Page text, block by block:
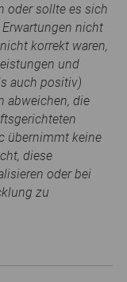
oder sollte es sich
nicht
korrekt waren,
und
auch positiv)
abweichen, die
übernimmt keine
diese
oder bei
zu